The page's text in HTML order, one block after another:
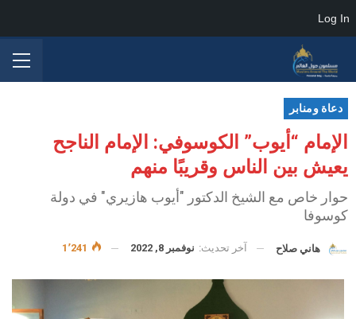
دعاة ومنابر
الإمام “أيوب” الكوسوفي: الإمام الناجح
يعيش بين الناس وقريبًا منهم
حوار خاص مع الشيخ الدكتور "أيوب هازيري" في دولة
كوسوفا
هاني صلاح آخر تحديث: نوفمبر 8, 2022
Log In